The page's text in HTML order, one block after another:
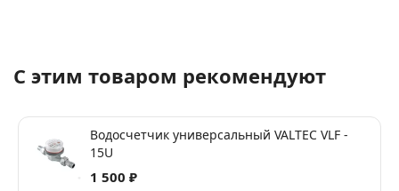
С этим товаром рекомендуют
Водосчетчик универсальный VALTEC VLF -
15U
1 500 ₽